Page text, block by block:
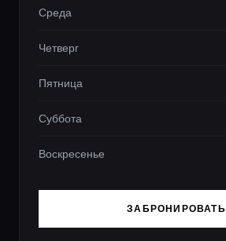
Среда
Четверг
Пятница
Суббота
Воскресенье
ЗАБРОНИРОВАТЬ